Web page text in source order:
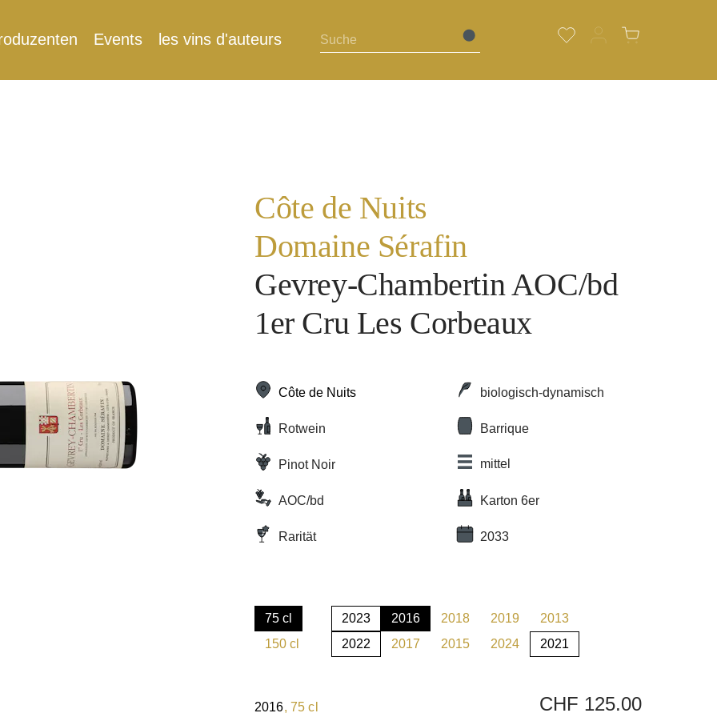
Events les vins d'auteurs
Côte de Nuits
Domaine Sérafin
Gevrey-Chambertin AOC/bd
1er Cru Les Corbeaux
Côte de Nuits biologisch-dynamisch
Rotwein Barrique
Pinot Noir mittel
AOC/bd Karton 6er
Rarität 2033
75 cl
(Diese Option ist zurzeit nicht verfügbar.)
150 cl
(Diese Option ist zurzeit nicht verfügbar.)
2023 2016 2018 2019 2013
2022 2017
(Diese Option ist zurzeit nicht verfügbar.)
2015
(Diese Option ist zurzeit nicht verfügbar.)
2024
(Diese Option ist zurzeit nicht verfügbar.)
2021
2016, 75 cl CHF 125.00